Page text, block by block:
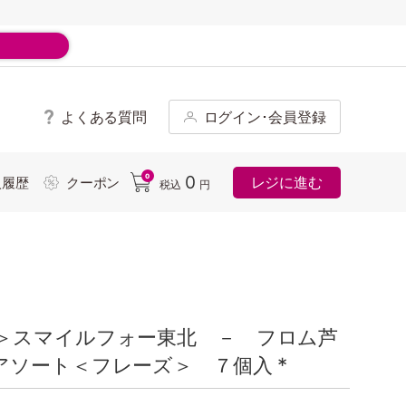
よくある質問 ログイン･会員登録
歴 クーポン 0
税込 0 円 レジに進む
スマイルフォー東北 － フロム芦
ート＜フレーズ＞ ７個入 *